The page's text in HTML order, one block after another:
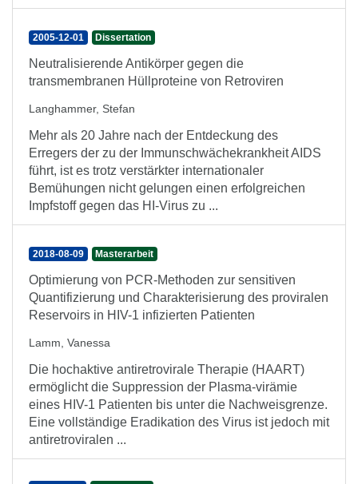
2005-12-01 Dissertation
Neutralisierende Antikörper gegen die
transmembranen Hüllproteine von Retroviren
Langhammer, Stefan
Mehr als 20 Jahre nach der Entdeckung des
Erregers der zu der Immunschwächekrankheit AIDS
führt, ist es trotz verstärkter internationaler
Bemühungen nicht gelungen einen erfolgreichen
Impfstoff gegen das HI-Virus zu ...
2018-08-09 Masterarbeit
Optimierung von PCR-Methoden zur sensitiven
Quantifizierung und Charakterisierung des proviralen
Reservoirs in HIV-1 infizierten Patienten
Lamm, Vanessa
Die hochaktive antiretrovirale Therapie (HAART)
ermöglicht die Suppression der Plasma-virämie
eines HIV-1 Patienten bis unter die Nachweisgrenze.
Eine vollständige Eradikation des Virus ist jedoch mit
antiretroviralen ...